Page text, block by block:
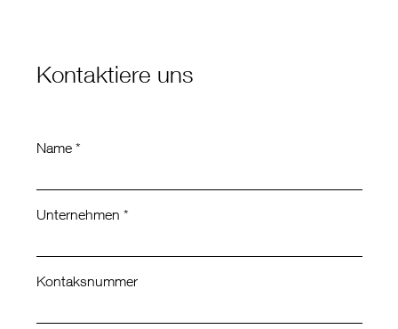
Kontaktiere uns
Name *
Unternehmen *
Kontaksnummer